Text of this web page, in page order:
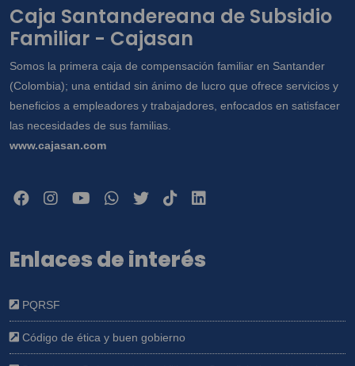
Caja Santandereana de Subsidio
Familiar - Cajasan
Somos la primera caja de compensación familiar en Santander
(Colombia); una entidad sin ánimo de lucro que ofrece servicios y
beneficios a empleadores y trabajadores, enfocados en satisfacer
las necesidades de sus familias.
www.cajasan.com
Enlaces de interés
PQRSF
Código de ética y buen gobierno